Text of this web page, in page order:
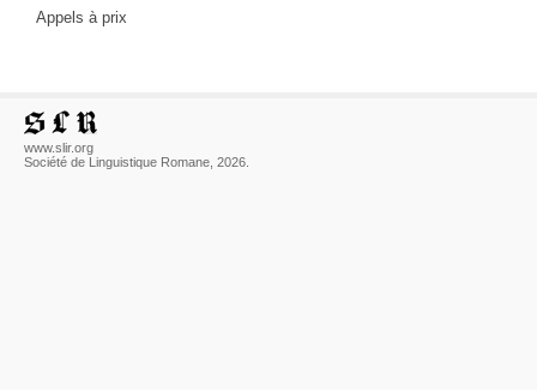
Appels à prix
www.slir.org
Société de Linguistique Romane, 2026.